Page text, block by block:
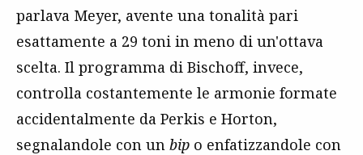
parlava Meyer, avente una tonalità pari
esattamente a 29 toni in meno di un'ottava
scelta. Il programma di Bischoff, invece,
controlla costantemente le armonie formate
accidentalmente da Perkis e Horton,
segnalandole con un bip o enfatizzandole con